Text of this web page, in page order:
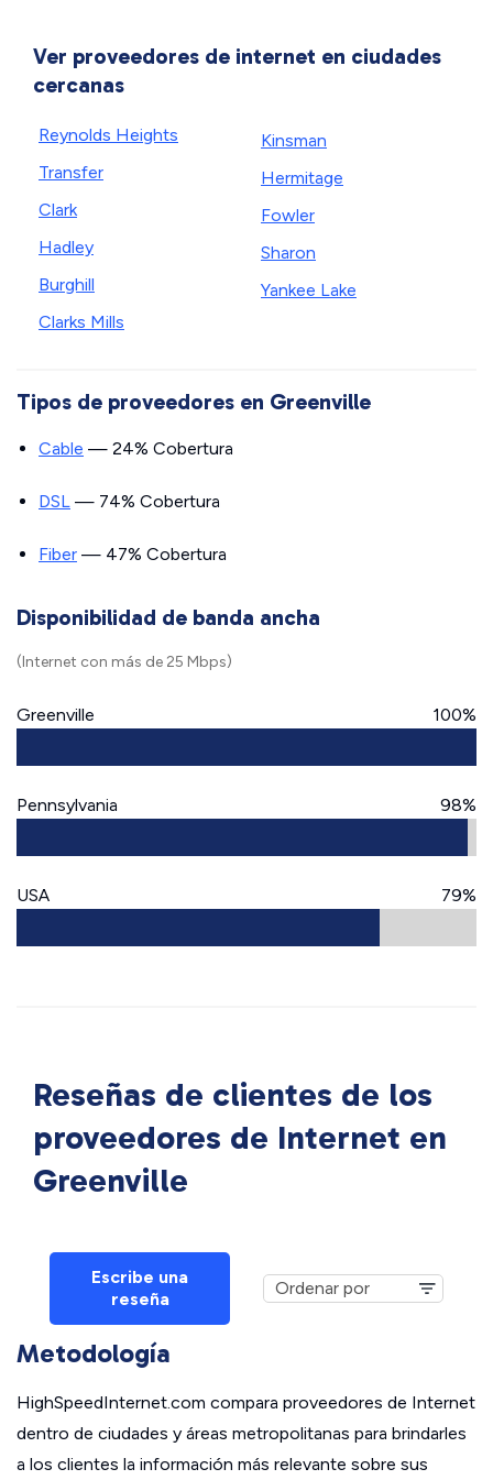
Ver proveedores de internet en ciudades
cercanas
Reynolds Heights
Transfer
Clark
Hadley
Burghill
Clarks Mills
Kinsman
Hermitage
Fowler
Sharon
Yankee Lake
Tipos de proveedores en Greenville
Cable — 24% Cobertura
DSL — 74% Cobertura
Fiber — 47% Cobertura
Disponibilidad de banda ancha
(Internet con más de 25 Mbps)
Greenville 100%
Pennsylvania 98%
USA 79%
Reseñas de clientes de los
proveedores de Internet en
Greenville
Escribe una
reseña
Metodología
HighSpeedInternet.com compara proveedores de Internet
dentro de ciudades y áreas metropolitanas para brindarles
a los clientes la información más relevante sobre sus